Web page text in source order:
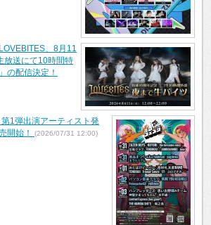
、8月11
放送にて10時間特
の配信決定！
1弾出演アーティスト発
開始！
(2026/07/31 12:00)